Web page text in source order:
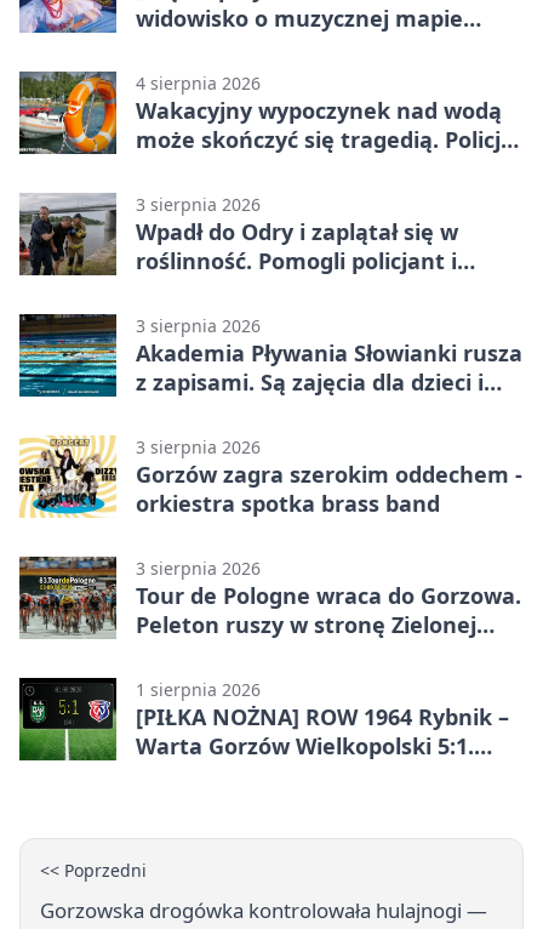
widowisko o muzycznej mapie
4 sierpnia 2026
Wakacyjny wypoczynek nad wodą
może skończyć się tragedią. Policja
3 sierpnia 2026
Wpadł do Odry i zaplątał się w
roślinność. Pomogli policjant i
3 sierpnia 2026
Akademia Pływania Słowianki rusza
z zapisami. Są zajęcia dla dzieci i
3 sierpnia 2026
Gorzów zagra szerokim oddechem -
orkiestra spotka brass band
3 sierpnia 2026
Tour de Pologne wraca do Gorzowa.
Peleton ruszy w stronę Zielonej
1 sierpnia 2026
[PIŁKA NOŻNA] ROW 1964 Rybnik –
Warta Gorzów Wielkopolski 5:1.
<< Poprzedni
Gorzowska drogówka kontrolowała hulajnogi —